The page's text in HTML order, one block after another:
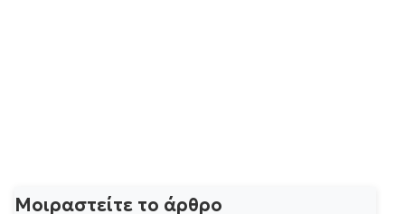
Μοιραστείτε το άρθρο